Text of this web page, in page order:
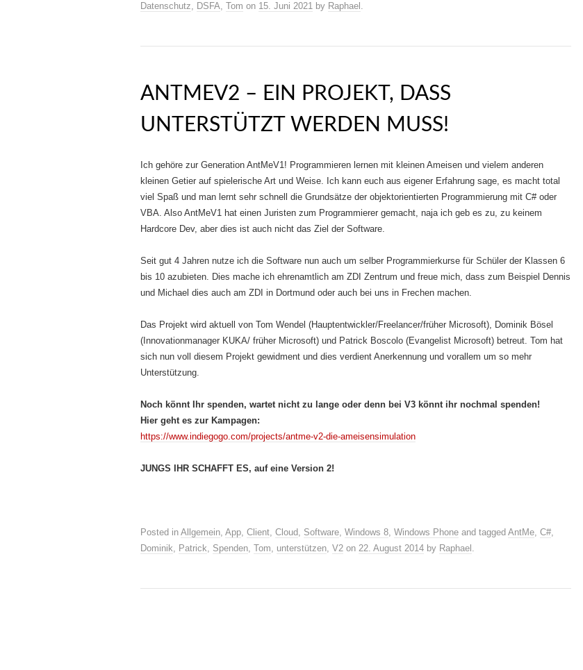
Datenschutz, DSFA, Tom on 15. Juni 2021 by Raphael .
ANTMEV2 – EIN PROJEKT, DASS
UNTERSTÜTZT WERDEN MUSS!
Ich gehöre zur Generation AntMeV1! Programmieren lernen mit kleinen Ameisen und vielem anderen
kleinen Getier auf spielerische Art und Weise. Ich kann euch aus eigener Erfahrung sage, es macht total
viel Spaß und man lernt sehr schnell die Grundsätze der objektorientierten Programmierung mit C# oder
VBA. Also AntMeV1 hat einen Juristen zum Programmierer gemacht, naja ich geb es zu, zu keinem
Hardcore Dev, aber dies ist auch nicht das Ziel der Software.
Seit gut 4 Jahren nutze ich die Software nun auch um selber Programmierkurse für Schüler der Klassen 6
bis 10 azubieten. Dies mache ich ehrenamtlich am ZDI Zentrum und freue mich, dass zum Beispiel Dennis
und Michael dies auch am ZDI in Dortmund oder auch bei uns in Frechen machen.
Das Projekt wird aktuell von Tom Wendel (Hauptentwickler/Freelancer/früher Microsoft), Dominik Bösel
(Innovationmanager KUKA/ früher Microsoft) und Patrick Boscolo (Evangelist Microsoft) betreut. Tom hat
sich nun voll diesem Projekt gewidment und dies verdient Anerkennung und vorallem um so mehr
Unterstützung.
Noch könnt Ihr spenden, wartet nicht zu lange oder denn bei V3 könnt ihr nochmal spenden!
Hier geht es zur Kampagen:
https://www.indiegogo.com/projects/antme-v2-die-ameisensimulation
JUNGS IHR SCHAFFT ES, auf eine Version 2!
Posted in Allgemein, App, Client, Cloud, Software, Windows 8, Windows Phone and tagged AntMe, C#,
Dominik, Patrick, Spenden, Tom, unterstützen, V2 on 22. August 2014 by Raphael .